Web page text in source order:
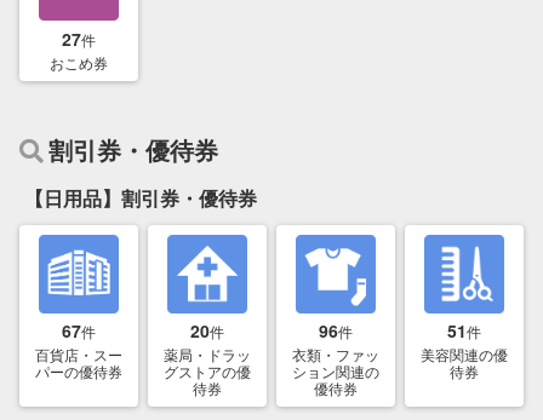
27件
おこめ券
割引券・優待券
【日用品】割引券・優待券
67件
百貨店・スー
パーの優待券
20件
薬局・ドラッ
グストアの優
待券
96件
衣類・ファッ
ション関連の
優待券
51件
美容関連の優
待券